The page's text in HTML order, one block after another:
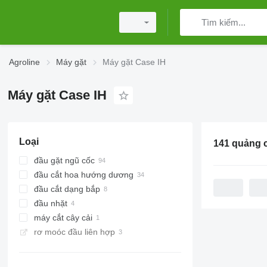
Agroline Máy gặt Máy gặt Case IH
Máy gặt Case IH
Loại
đầu gặt ngũ cốc
đầu cắt hoa hướng dương
đầu cắt dạng bắp
đầu nhặt
máy cắt cây cải
rơ moóc đầu liên hợp
141 quảng